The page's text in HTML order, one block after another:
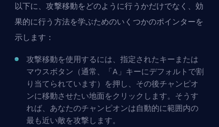
以下に、攻撃移動をどのように行うかだけでなく、効
果的に行う方法を学ぶためのいくつかのポインターを
示します：
攻撃移動を使用するには、指定されたキーまたは
マウスボタン（通常、「A」キーにデフォルトで割
り当てられています）を押し、その後チャンピオ
ンに移動させたい地面をクリックします。そうす
れば、あなたのチャンピオンは自動的に範囲内の
最も近い敵を攻撃します。